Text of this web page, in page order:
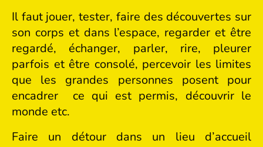
Il faut jouer, tester, faire des découvertes sur
son corps et dans l’espace, regarder et être
regardé, échanger, parler, rire, pleurer
parfois et être consolé, percevoir les limites
que les grandes personnes posent pour
encadrer ce qui est permis, découvrir le
monde etc.
Faire un détour dans un lieu d’accueil